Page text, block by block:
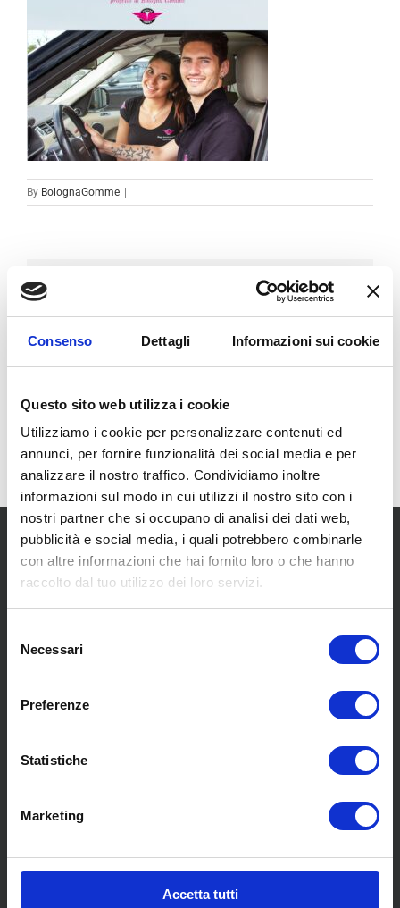
Consenso Dettagli Informazioni sui cookie
Questo sito web utilizza i cookie
Utilizziamo i cookie per personalizzare contenuti ed
annunci, per fornire funzionalità dei social media e per
analizzare il nostro traffico. Condividiamo inoltre
informazioni sul modo in cui utilizzi il nostro sito con i
nostri partner che si occupano di analisi dei dati web,
pubblicità e social media, i quali potrebbero combinarle
con altre informazioni che hai fornito loro o che hanno
raccolto dal tuo utilizzo dei loro servizi.
delNecessari
Preferenze
Statistiche
Marketing
Accetta tutti
By BolognaGomme
Condividi sui social
MENU
Meccanica
Convenzioni